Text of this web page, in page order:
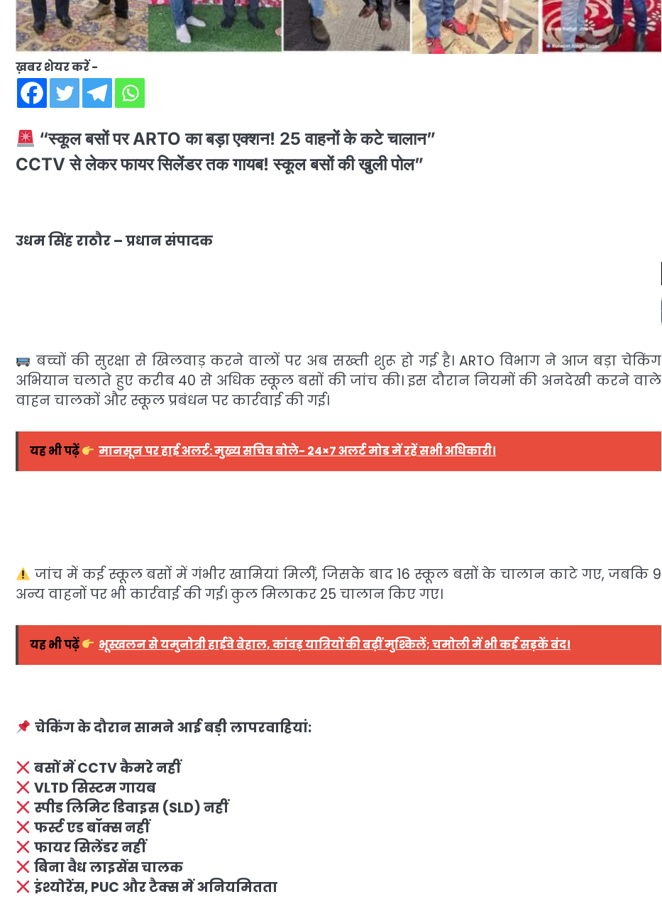
ख़बर शेयर करें -
“स्कूल बसों पर ARTO का बड़ा एक्शन! 25 वाहनों के कटे चालान”
CCTV से लेकर फायर सिलेंडर तक गायब! स्कूल बसों की खुली पोल”
उधम सिंह राठौर – प्रधान संपादक
बच्चों की सुरक्षा से खिलवाड़ करने वालों पर अब सख्ती शुरू हो गई है। ARTO विभाग ने आज बड़ा चेकिंग
अभियान चलाते हुए करीब 40 से अधिक स्कूल बसों की जांच की। इस दौरान नियमों की अनदेखी करने वाले
वाहन चालकों और स्कूल प्रबंधन पर कार्रवाई की गई।
यह भी पढ़ें मानसून पर हाई अलर्ट: मुख्य सचिव बोले- 24×7 अलर्ट मोड में रहें सभी अधिकारी।
जांच में कई स्कूल बसों में गंभीर खामियां मिलीं, जिसके बाद 16 स्कूल बसों के चालान काटे गए, जबकि 9
अन्य वाहनों पर भी कार्रवाई की गई। कुल मिलाकर 25 चालान किए गए।
यह भी पढ़ें भूस्खलन से यमुनोत्री हाईवे बेहाल, कांवड़ यात्रियों की बढ़ीं मुश्किलें; चमोली में भी कई सड़कें बंद।
चेकिंग के दौरान सामने आई बड़ी लापरवाहियां:
बसों में CCTV कैमरे नहीं
VLTD सिस्टम गायब
स्पीड लिमिट डिवाइस (SLD) नहीं
फर्स्ट एड बॉक्स नहीं
फायर सिलेंडर नहीं
बिना वैध लाइसेंस चालक
इंश्योरेंस, PUC और टैक्स में अनियमितता